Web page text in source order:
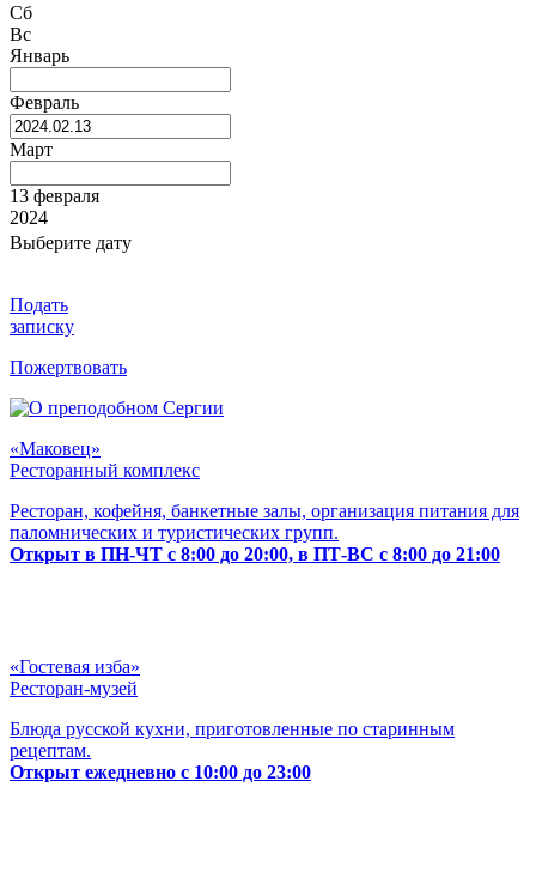
Сб
Вс
Январь
Февраль
Март
13 февраля
2024
Выберите дату
Подать
записку
Пожертвовать
«Маковец»
Ресторанный комплекс
Ресторан, кофейня, банкетные залы, организация питания для
паломнических и туристических групп.
Открыт в ПН-ЧТ с 8:00 до 20:00, в ПТ-ВС с 8:00 до 21:00
«Гостевая изба»
Ресторан-музей
Блюда русской кухни, приготовленные по старинным
рецептам.
Открыт ежедневно с 10:00 до 23:00